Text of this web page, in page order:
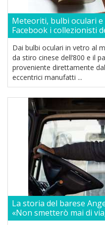
Meteoriti, bulbi oculari e
Facebook i collezionisti
Dai bulbi oculari in vetro al
da stiro cinese dell’800 e il
proveniente direttamente
eccentrici manufatti ...
La storia del barese
«Non smetterò mai di